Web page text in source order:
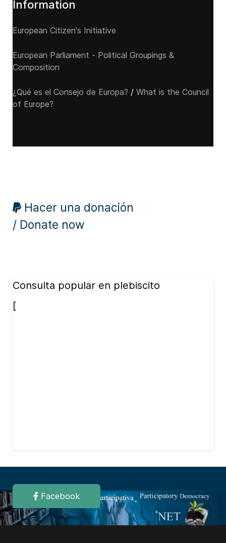
Information
European Citizen's Initiative
European Parliament - Political Groupings &
Composition
¿Qué es el Consejo de Europa? / What is the Council
of Europe?
Hacer una donación
/ Donate now
Consulta popular en plebiscito
[
Facebook